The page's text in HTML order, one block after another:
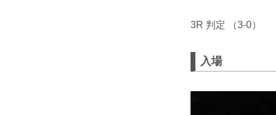
3R 判定 （3-0）
入場